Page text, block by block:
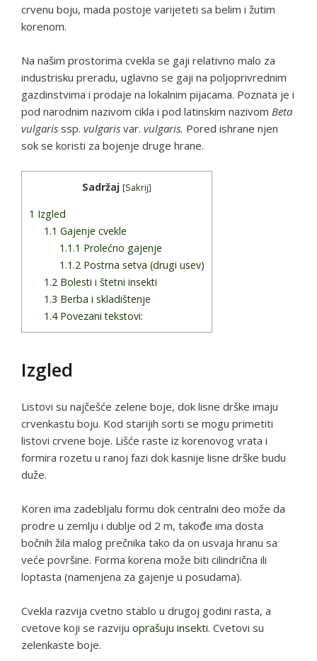
crvenu boju, mada postoje varijeteti sa belim i žutim
korenom.
Na našim prostorima cvekla se gaji relativno malo za
industrisku preradu, uglavno se gaji na poljoprivrednim
gazdinstvima i prodaje na lokalnim pijacama. Poznata je i
pod narodnim nazivom cikla i pod latinskim nazivom Beta
vulgaris ssp. vulgaris var. vulgaris. Pored ishrane njen
sok se koristi za bojenje druge hrane.
Sadržaj [Sakrij]
1 Izgled
1.1 Gajenje cvekle
1.1.1 Prolećno gajenje
1.1.2Postrna setva (drugi usev)
1.2 Bolesti i štetni insekti
1.3 Berba i skladištenje
1.4Povezani tekstovi:
Izgled
Listovi su najčešće zelene boje, dok lisne drške imaju
crvenkastu boju. Kod starijih sorti se mogu primetiti
listovi crvene boje. Lišće raste iz korenovog vrata i
formira rozetu u ranoj fazi dok kasnije lisne drške budu
duže.
Koren ima zadebljalu formu dok centralni deo može da
prodre u zemlju i dublje od 2 m, takođe ima dosta
bočnih žila malog prečnika tako da on usvaja hranu sa
veće površine. Forma korena može biti cilindrična ili
loptasta (namenjena za gajenje u posudama).
Cvekla razvija cvetno stablo u drugoj godini rasta, a
cvetove koji se razviju oprašuju insekti. Cvetovi su
zelenkaste boje.